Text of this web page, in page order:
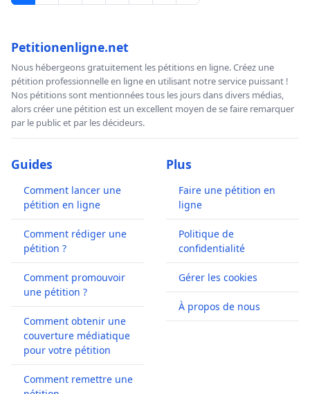
Petitionenligne.net
Nous hébergeons gratuitement les pétitions en ligne. Créez une
pétition professionnelle en ligne en utilisant notre service puissant !
Nos pétitions sont mentionnées tous les jours dans divers médias,
alors créer une pétition est un excellent moyen de se faire remarquer
par le public et par les décideurs.
Guides
Comment lancer une
pétition en ligne
Comment rédiger une
pétition ?
Comment promouvoir
une pétition ?
Comment obtenir une
couverture médiatique
pour votre pétition
Comment remettre une
Plus
Faire une pétition en
ligne
Politique de
confidentialité
Gérer les cookies
À propos de nous